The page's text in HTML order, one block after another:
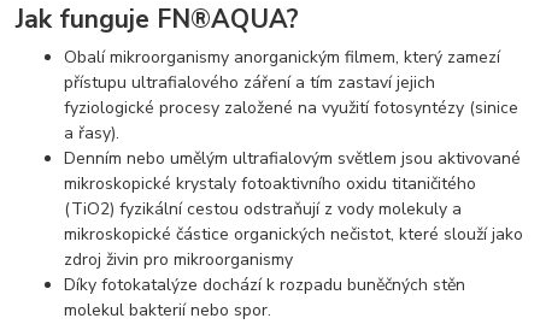
Jak funguje FN®AQUA?
Obalí mikroorganismy anorganickým filmem, který zamezí
přístupu ultrafialového záření a tím zastaví jejich
fyziologické procesy založené na využití fotosyntézy (sinice
a řasy).
Denním nebo umělým ultrafialovým světlem jsou aktivované
mikroskopické krystaly fotoaktivního oxidu titaničitého
(TiO2) fyzikální cestou odstraňují z vody molekuly a
mikroskopické částice organických nečistot, které slouží jako
zdroj živin pro mikroorganismy
Díky fotokatalýze dochází k rozpadu buněčných stěn
molekul bakterií nebo spor.